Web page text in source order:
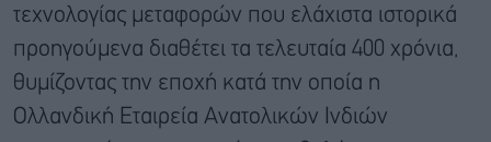
τεχνολογίας μεταφορών που ελάχιστα ιστορικά
προηγούμενα διαθέτει τα τελευταία 400 χρόνια,
θυμίζοντας την εποχή κατά την οποία η
Ολλανδική Εταιρεία Ανατολικών Ινδιών